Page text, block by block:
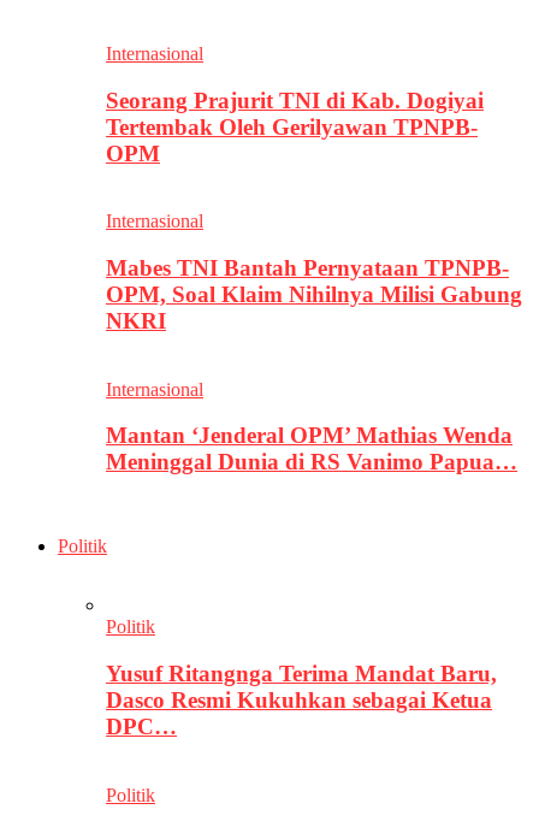
Internasional
Seorang Prajurit TNI di Kab. Dogiyai
Tertembak Oleh Gerilyawan TPNPB-
OPM
Internasional
Mabes TNI Bantah Pernyataan TPNPB-
OPM, Soal Klaim Nihilnya Milisi Gabung
NKRI
Internasional
Mantan ‘Jenderal OPM’ Mathias Wenda
Meninggal Dunia di RS Vanimo Papua…
Politik
Politik
Yusuf Ritangnga Terima Mandat Baru,
Dasco Resmi Kukuhkan sebagai Ketua
DPC…
Politik